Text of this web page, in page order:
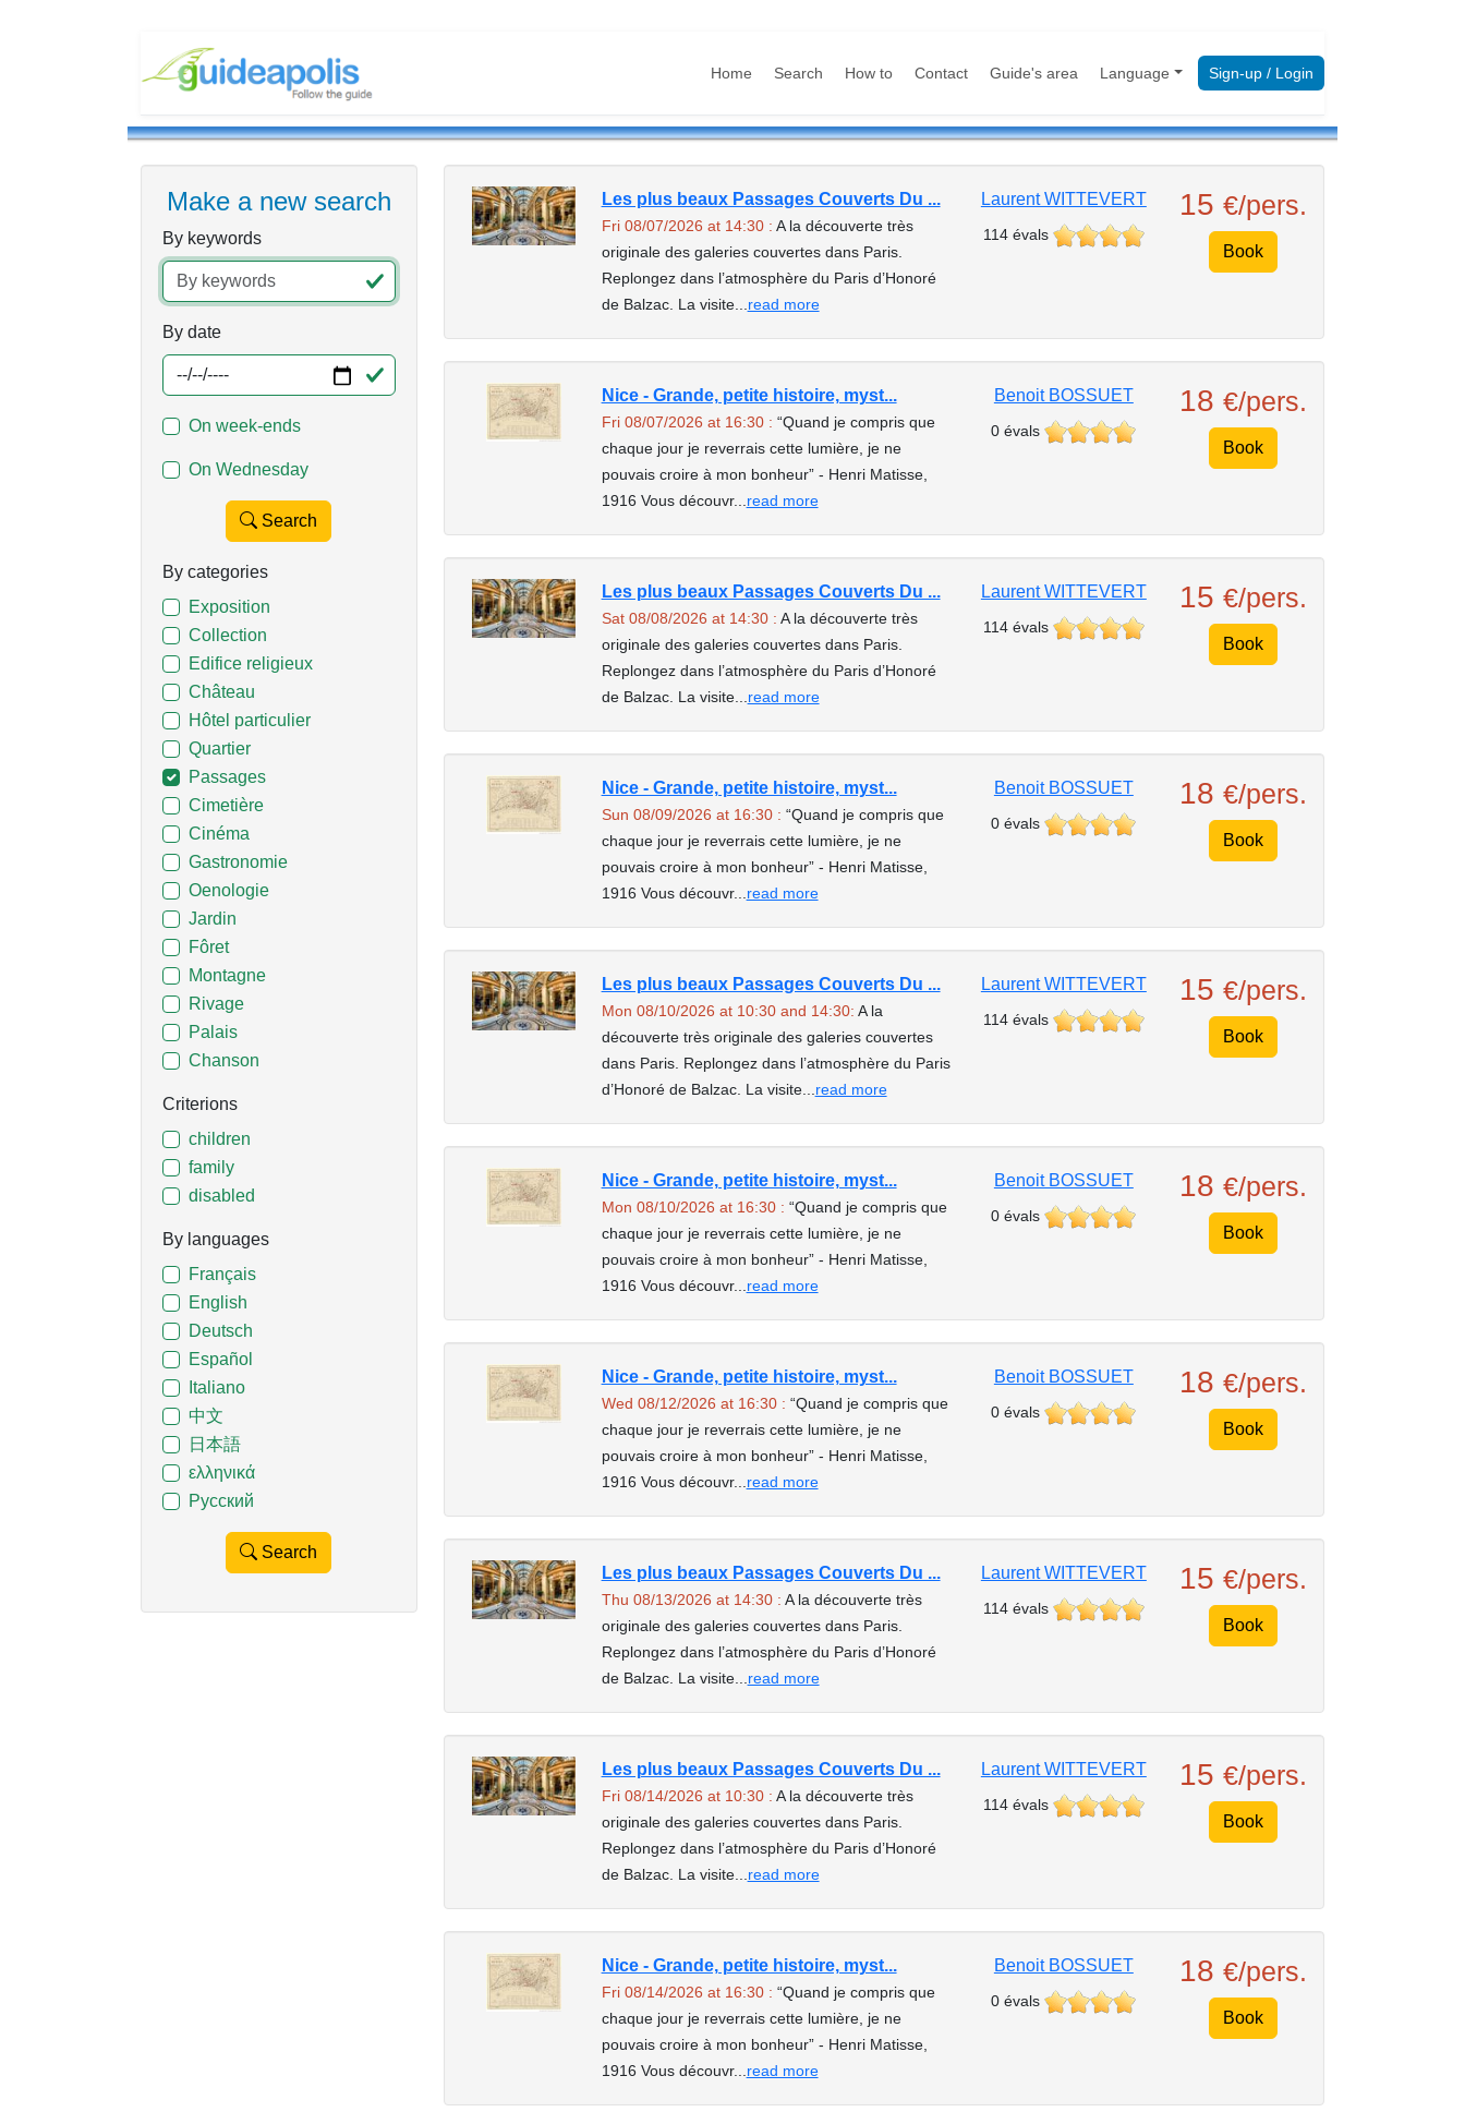
Home Search How to Contact Guide's area Language Sign-up / Login
Make a new search
By keywords
By date
On week-ends
On Wednesday
Search
By categories
Exposition
Collection
Edifice religieux
Château
Hôtel particulier
Quartier
Passages
Cimetière
Cinéma
Gastronomie
Oenologie
Jardin
Fôret
Montagne
Rivage
Palais
Chanson
Criterions
children
family
disabled
By languages
Français
English
Deutsch
Español
Italiano
中文
日本語
ελληνικά
Русский
Search
Les plus beaux Passages Couverts Du ...
Fri 08/07/2026 at 14:30 : A la découverte très
originale des galeries couvertes dans Paris.
Replongez dans l’atmosphère du Paris d’Honoré
de Balzac. La visite... read more
Laurent WITTEVERT
114 évals
15€/pers.
Book
Nice - Grande, petite histoire, myst...
Fri 08/07/2026 at 16:30 : “Quand je compris que
chaque jour je reverrais cette lumière, je ne
pouvais croire à mon bonheur” - Henri Matisse,
1916 Vous découvr... read more
Benoit BOSSUET
0 évals
18€/pers.
Book
Les plus beaux Passages Couverts Du ...
Sat 08/08/2026 at 14:30 : A la découverte très
originale des galeries couvertes dans Paris.
Replongez dans l’atmosphère du Paris d’Honoré
de Balzac. La visite... read more
Laurent WITTEVERT
114 évals
15€/pers.
Book
Nice - Grande, petite histoire, myst...
Sun 08/09/2026 at 16:30 : “Quand je compris que
chaque jour je reverrais cette lumière, je ne
pouvais croire à mon bonheur” - Henri Matisse,
1916 Vous découvr... read more
Benoit BOSSUET
0 évals
18€/pers.
Book
Les plus beaux Passages Couverts Du ...
Mon 08/10/2026 at 10:30 and 14:30: A la
découverte très originale des galeries couvertes
dans Paris. Replongez dans l’atmosphère du Paris
d’Honoré de Balzac. La visite... read more
Laurent WITTEVERT
114 évals
15€/pers.
Book
Nice - Grande, petite histoire, myst...
Mon 08/10/2026 at 16:30 : “Quand je compris que
chaque jour je reverrais cette lumière, je ne
pouvais croire à mon bonheur” - Henri Matisse,
1916 Vous découvr... read more
Benoit BOSSUET
0 évals
18€/pers.
Book
Nice - Grande, petite histoire, myst...
Wed 08/12/2026 at 16:30 : “Quand je compris que
chaque jour je reverrais cette lumière, je ne
pouvais croire à mon bonheur” - Henri Matisse,
1916 Vous découvr... read more
Benoit BOSSUET
0 évals
18€/pers.
Book
Les plus beaux Passages Couverts Du ...
Thu 08/13/2026 at 14:30 : A la découverte très
originale des galeries couvertes dans Paris.
Replongez dans l’atmosphère du Paris d’Honoré
de Balzac. La visite... read more
Laurent WITTEVERT
114 évals
15€/pers.
Book
Les plus beaux Passages Couverts Du ...
Fri 08/14/2026 at 10:30 : A la découverte très
originale des galeries couvertes dans Paris.
Replongez dans l’atmosphère du Paris d’Honoré
de Balzac. La visite... read more
Laurent WITTEVERT
114 évals
15€/pers.
Book
Nice - Grande, petite histoire, myst...
Fri 08/14/2026 at 16:30 : “Quand je compris que
chaque jour je reverrais cette lumière, je ne
pouvais croire à mon bonheur” - Henri Matisse,
1916 Vous découvr... read more
Benoit BOSSUET
0 évals
18€/pers.
Book